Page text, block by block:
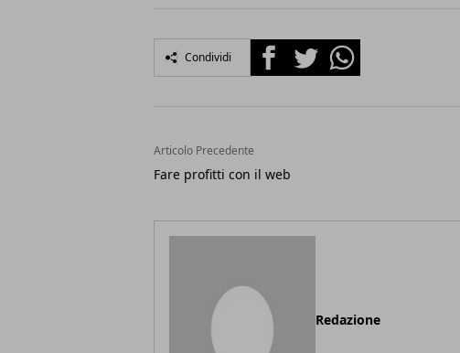
Condividi FacebookTwitterWhatsapp
Articolo Precedente
Fare profitti con il web
Redazione